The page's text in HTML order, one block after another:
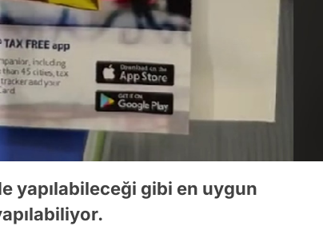
yapılabileceği gibi en uygun